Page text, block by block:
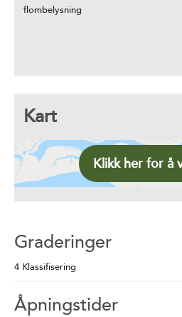
flombelysning
Kart
Klikk her for å
Graderinger
4 Klassifisering
Åpningstider